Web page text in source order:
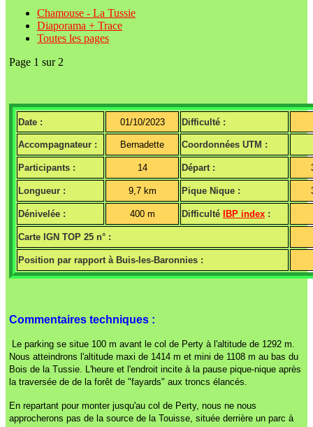
Chamouse - La Tussie
Diaporama + Trace
Toutes les pages
Page 1 sur 2
Date : 01/10/2023 Difficulté :
Accompagnateur : Bernadette Coordonnées UTM :
Participants : 14 Départ :
Longueur : 9,7 km Pique Nique :
Dénivelée : 400 m Difficulté IBP index :
Carte IGN TOP 25 n° :
Position par rapport à Buis-les-Baronnies :
Commentaires techniques :
Le parking se situe 100 m avant le col de Perty à l'altitude de 1292 m.
Nous atteindrons l'altitude maxi de 1414 m et mini de 1108 m au bas du
Bois de la Tussie. L'heure et l'endroit incite à la pause pique-nique après
la traversée de de la forêt de "fayards" aux troncs élancés.
En repartant pour monter jusqu'au col de Perty, nous ne nous
approcherons pas de la source de la Touisse, située derrière un parc à